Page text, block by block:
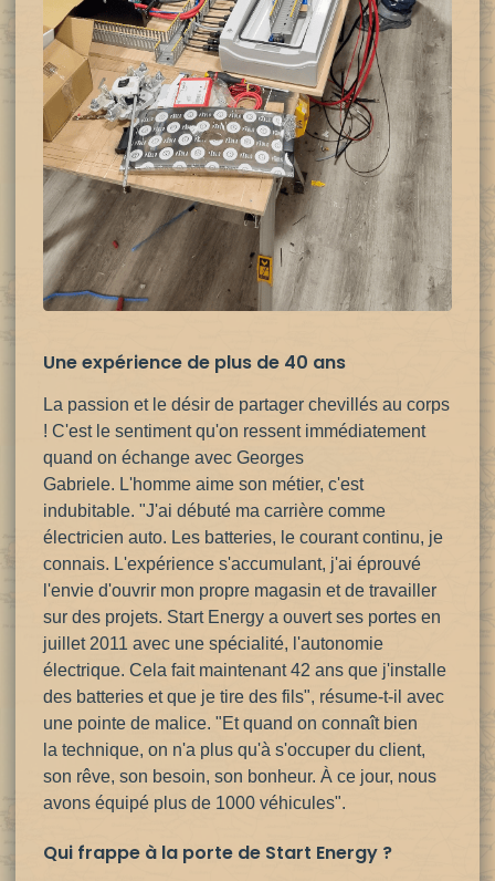
Une expérience de plus de 40 ans
La passion et le désir de partager chevillés au corps
! C'est le sentiment qu'on ressent immédiatement
quand on échange avec Georges
Gabriele. L'homme aime son métier, c'est
indubitable. "J'ai débuté ma carrière comme
électricien auto. Les batteries, le courant continu, je
connais. L'expérience s'accumulant, j'ai éprouvé
l'envie d'ouvrir mon propre magasin et de travailler
sur des projets. Start Energy a ouvert ses portes en
juillet 2011 avec une spécialité, l'autonomie
électrique. Cela fait maintenant 42 ans que j'installe
des batteries et que je tire des fils", résume-t-il avec
une pointe de malice. "Et quand on connaît bien
la technique, on n'a plus qu'à s'occuper du client,
son rêve, son besoin, son bonheur. À ce jour, nous
avons équipé plus de 1000 véhicules".
Qui frappe à la porte de Start Energy ?